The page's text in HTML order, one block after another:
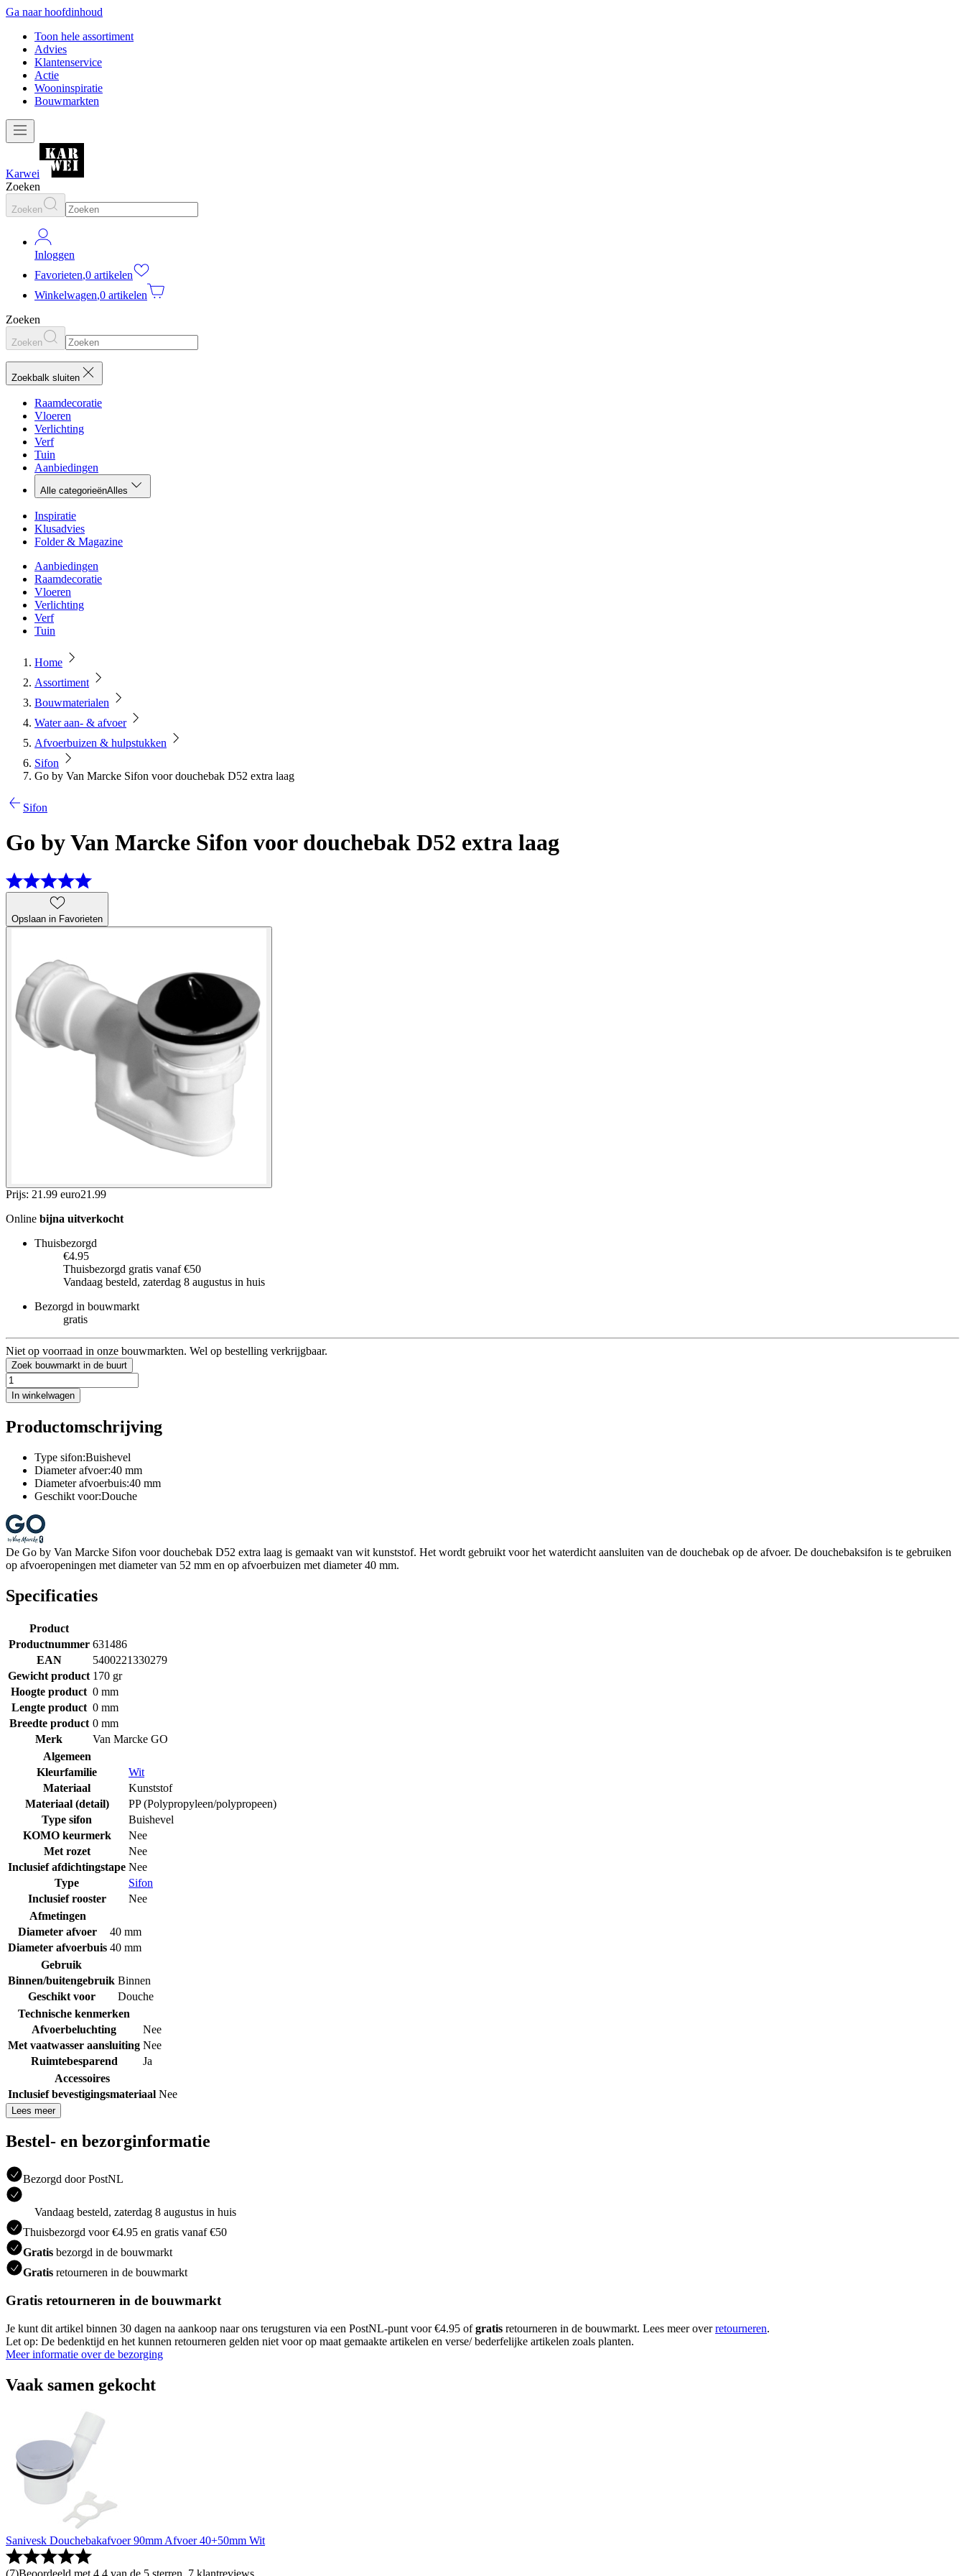
Ga naar hoofdinhoud
Toon hele assortiment
Advies
Klantenservice
Actie
Wooninspiratie
Bouwmarkten
Karwei
Zoeken
Zoeken
Inloggen
Favorieten,0 artikelen
Winkelwagen,0 artikelen
Zoeken
Zoeken
Zoekbalk sluiten
Raamdecoratie
Vloeren
Verlichting
Verf
Tuin
Aanbiedingen
Alle categorieënAlles
Inspiratie
Klusadvies
Folder & Magazine
Aanbiedingen
Raamdecoratie
Vloeren
Verlichting
Verf
Tuin
Home
Assortiment
Bouwmaterialen
Water aan- & afvoer
Afvoerbuizen & hulpstukken
Sifon
Go by Van Marcke Sifon voor douchebak D52 extra laag
Sifon
Go by Van Marcke Sifon voor douchebak D52 extra laag
Opslaan in Favorieten
Prijs: 21.99 euro21 .99
Online bijna uitverkocht
Thuisbezorgd
€4.95
Thuisbezorgd gratis vanaf €50
Vandaag besteld, zaterdag 8 augustus in huis
Bezorgd in bouwmarkt
gratis
Niet op voorraad in onze bouwmarkten. Wel op bestelling verkrijgbaar.
Zoek bouwmarkt in de buurt
In winkelwagen
Productomschrijving
Type sifon:Buishevel
Diameter afvoer:40 mm
Diameter afvoerbuis:40 mm
Geschikt voor:Douche
De Go by Van Marcke Sifon voor douchebak D52 extra laag is gemaakt van wit kunststof. Het wordt gebruikt voor het waterdicht aansluiten van de douchebak op de afvoer. De douchebaksifon is te gebruiken
op afvoeropeningen met diameter van 52 mm en op afvoerbuizen met diameter 40 mm.
Specificaties
Product
Productnummer 631486
EAN
5400221330279
Gewicht product 170 gr
Hoogte product 0 mm
Lengte product 0 mm
Breedte product 0 mm
Merk
Van Marcke GO
Algemeen
Kleurfamilie
Wit
Materiaal
Kunststof
Materiaal (detail)
PP (Polypropyleen/polypropeen)
Type sifon
Buishevel
KOMO keurmerk
Nee
Met rozet
Nee
Inclusief afdichtingstape Nee
Type
Sifon
Inclusief rooster
Nee
Afmetingen
Diameter afvoer
40 mm
Diameter afvoerbuis 40 mm
Gebruik
Binnen/buitengebruik Binnen
Geschikt voor
Douche
Technische kenmerken
Afvoerbeluchting
Nee
Met vaatwasser aansluiting Nee
Ruimtebesparend
Ja
Accessoires
Inclusief bevestigingsmateriaal Nee
Lees meer
Bestel- en bezorginformatie
Bezorgd door PostNL
Vandaag besteld, zaterdag 8 augustus in huis
Thuisbezorgd voor €4.95 en gratis vanaf €50
Gratis bezorgd in de bouwmarkt
Gratis retourneren in de bouwmarkt
Gratis retourneren in de bouwmarkt
Je kunt dit artikel binnen 30 dagen na aankoop naar ons terugsturen via een PostNL-punt voor €4.95 ofgratis retourneren in de bouwmarkt. Lees meer overretourneren.
Let op: De bedenktijd en het kunnen retourneren gelden niet voor op maat gemaakte artikelen en verse/ bederfelijke artikelen zoals planten.
Meer informatie over de bezorging
Vaak samen gekocht
Sanivesk Douchebakafvoer 90mm Afvoer 40+50mm Wit
(7)Beoordeeld met 4.4 van de 5 sterren, 7 klantreviews